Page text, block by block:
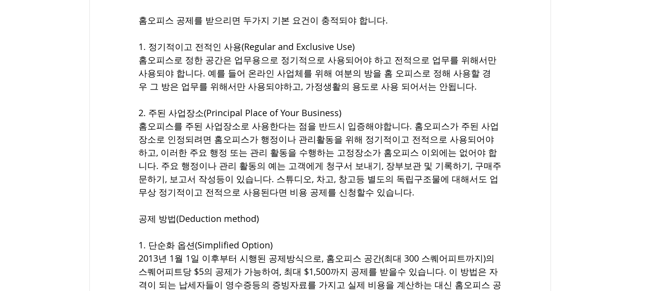
홈오피스 공제를 받으리면 두가지 기본 요건이 충적되야 합니다.
1. 정기적이고 전적인 사용(Regular and Exclusive Use)
홈오피스로 정한 공간은 업무용으로 정기적으로 사용되어야 하고 전적으로 업무를 위해서만
사용되야 합니다. 예를 들어 온라인 사업체를 위해 여분의 방을 홈 오피스로 정해 사용할 경
우 그 방은 업무를 위해서만 사용되야하고, 가정생활의 용도로 사용 되어서는 안됩니다.
2. 주된 사업장소(Principal Place of Your Business)
홈오피스를 주된 사업장소로 사용한다는 점을 반드시 입증해야합니다. 홈오피스가 주된 사업
장소로 인정되려면 홈오피스가 행정이나 관리활동을 위해 정기적이고 전적으로 사용되어야
하고, 이러한 주요 행정 또는 관리 활동을 수행하는 고정장소가 홈오피스 이외에는 없어야 합
니다. 주요 행정이나 관리 활동의 예는 고객에게 청구서 보내기, 장부보관 및 기록하기, 구매주
문하기, 보고서 작성등이 있습니다. 스튜디오, 차고, 창고등 별도의 독립구조물에 대해서도 업
무상 정기적이고 전적으로 사용된다면 비용 공제를 신청할수 있습니다.
공제 방법(Deduction method)
1. 단순화 옵션(Simplified Option)
2013년 1월 1일 이후부터 시행된 공제방식으로, 홈오피스 공간(최대 300 스퀘어피트까지)의
스퀘어피트당 $5의 공제가 가능하여, 최대 $1,500까지 공제를 받을수 있습니다. 이 방법은 자
격이 되는 납세자들이 영수증등의 증빙자료를 가지고 실제 비용을 계산하는 대신 홈오피스 공